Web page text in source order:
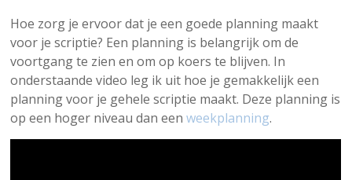
Hoe zorg je ervoor dat je een goede planning maakt
voor je scriptie? Een planning is belangrijk om de
voortgang te zien en om op koers te blijven. In
onderstaande video leg ik uit hoe je gemakkelijk een
planning voor je gehele scriptie maakt. Deze planning is
op een hoger niveau dan eenweekplanning.